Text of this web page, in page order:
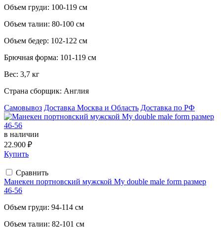
Объем груди: 100-119 см
Объем талии: 80-100 см
Объем бедер: 102-122 см
Брючная форма: 101-119 см
Вес: 3,7 кг
Страна сборщик: Англия
Самовывоз Доставка Москва и Область Доставка по РФ
в наличии
22.900 ₽
Купить
Сравнить
Манекен портновский мужской My double male form размер
46-56
Объем груди: 94-114 см
Объем талии: 82-101 см